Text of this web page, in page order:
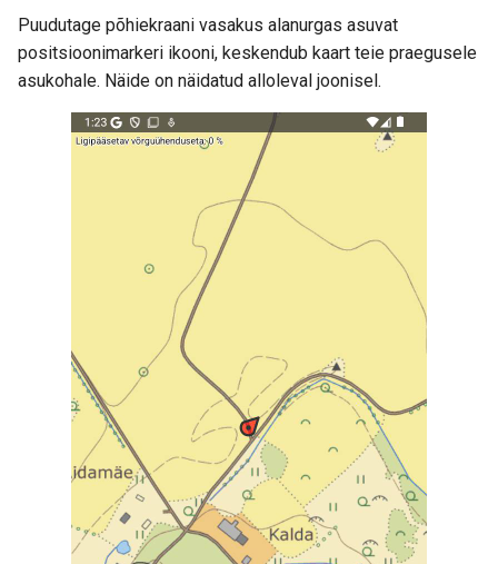
Puudutage põhiekraani vasakus alanurgas asuvat
positsioonimarkeri ikooni, keskendub kaart teie praegusele
asukohale. Näide on näidatud alloleval joonisel.